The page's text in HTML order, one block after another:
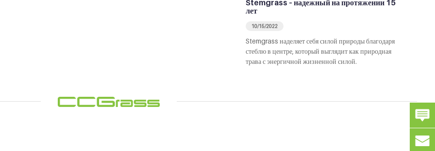
Stemgrass – надежный на протяжении 15
лет
10/15/2022
Stemgrass наделяет себя силой природы благодаря
стеблю в центре, который выглядит как природная
трава с энергичной жизненной силой.